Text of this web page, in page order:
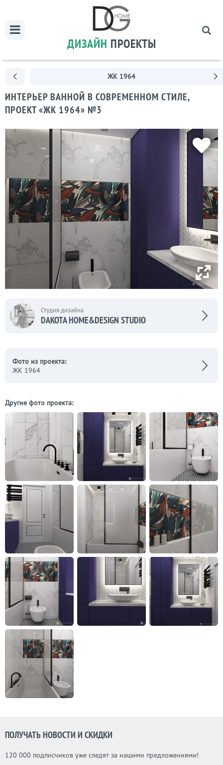
ДИЗАЙН ПРОЕКТЫ
ЖК 1964
ИНТЕРЬЕР ВАННОЙ В СОВРЕМЕННОМ СТИЛЕ,
ПРОЕКТ «ЖК 1964» №3
Студия дизайна
DAKOTA HOME&DESIGN STUDIO
Фото из проекта:
ЖК 1964
Другие фото проекта:
ПОЛУЧАТЬ НОВОСТИ И СКИДКИ
120 000 подписчиков уже следят за нашими предложениями!